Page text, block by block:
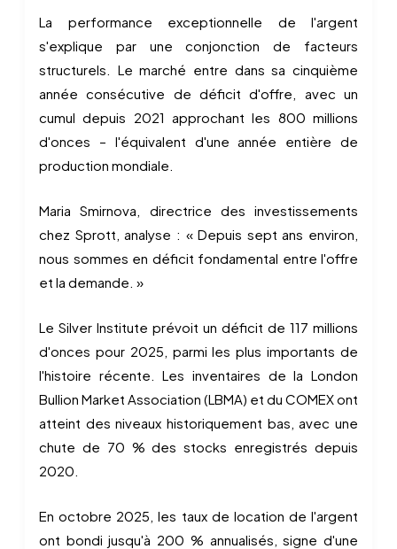
La performance exceptionnelle de l'argent
s'explique par une conjonction de facteurs
structurels. Le marché entre dans sa cinquième
année consécutive de déficit d'offre, avec un
cumul depuis 2021 approchant les 800 millions
d'onces – l'équivalent d'une année entière de
production mondiale.
Maria Smirnova, directrice des investissements
chez Sprott, analyse : « Depuis sept ans environ,
nous sommes en déficit fondamental entre l'offre
et la demande. »
Le Silver Institute prévoit un déficit de 117 millions
d'onces pour 2025, parmi les plus importants de
l'histoire récente. Les inventaires de la London
Bullion Market Association (LBMA) et du COMEX ont
atteint des niveaux historiquement bas, avec une
chute de 70 % des stocks enregistrés depuis
2020.
En octobre 2025, les taux de location de l'argent
ont bondi jusqu'à 200 % annualisés, signe d'une